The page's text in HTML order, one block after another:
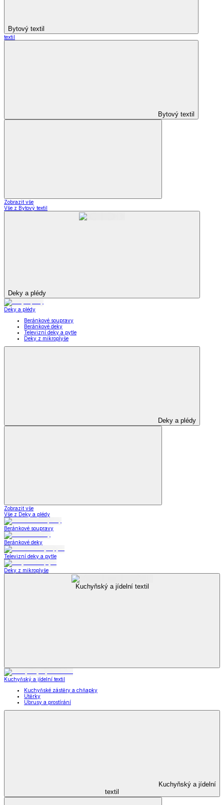
Bytový textil
textil
Bytový textil
Zobrazit vše
Vše z Bytový textil
Deky a plédy
Deky a plédy
Beránkové soupravy
Beránkové deky
Televizní deky a pytle
Deky z mikroplyše
Deky a plédy
Zobrazit vše
Vše z Deky a plédy
Beránkové soupravy
Beránkové deky
Televizní deky a pytle
Deky z mikroplyše
Kuchyňský a jídelní textil
Kuchyňský a jídelní textil
Kuchyňské zástěry a chňapky
Utěrky
Ubrusy a prostírání
Kuchyňský a jídelní
textil